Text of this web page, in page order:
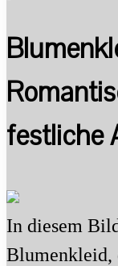
festliche
In diesem
Blumenkleid,